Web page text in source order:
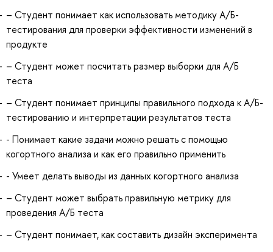
– Студент понимает как использовать методику А/Б-
тестирования для проверки эффективности изменений в
продукте
– Студент может посчитать размер выборки для А/Б
теста
– Студент понимает принципы правильного подхода к А/Б-
тестированию и интерпретации результатов теста
- Понимает какие задачи можно решать с помощью
когортного анализа и как его правильно применить
- Умеет делать выводы из данных когортного анализа
– Студент может выбрать правильную метрику для
проведения А/Б теста
– Студент понимает, как составить дизайн эксперимента